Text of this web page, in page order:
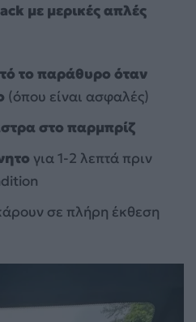
με μερικές απλές
το παράθυρο όταν
(όπου είναι ασφαλές)
στο παρμπρίζ
για 1-2 λεπτά πριν
σε πλήρη έκθεση